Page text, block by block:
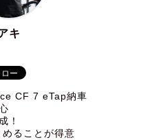
キ
CF 7 eTap納車
！
ることが得意